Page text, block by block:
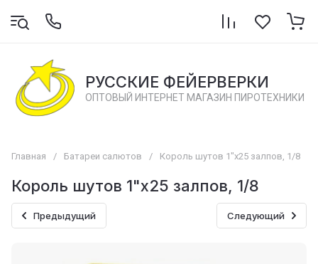
РУССКИЕ ФЕЙЕРВЕРКИ
ОПТОВЫЙ ИНТЕРНЕТ МАГАЗИН ПИРОТЕХНИКИ
Главная / Батареи салютов / Король шутов 1"х25 залпов, 1/8
Король шутов 1"х25 залпов, 1/8
Предыдущий Следующий